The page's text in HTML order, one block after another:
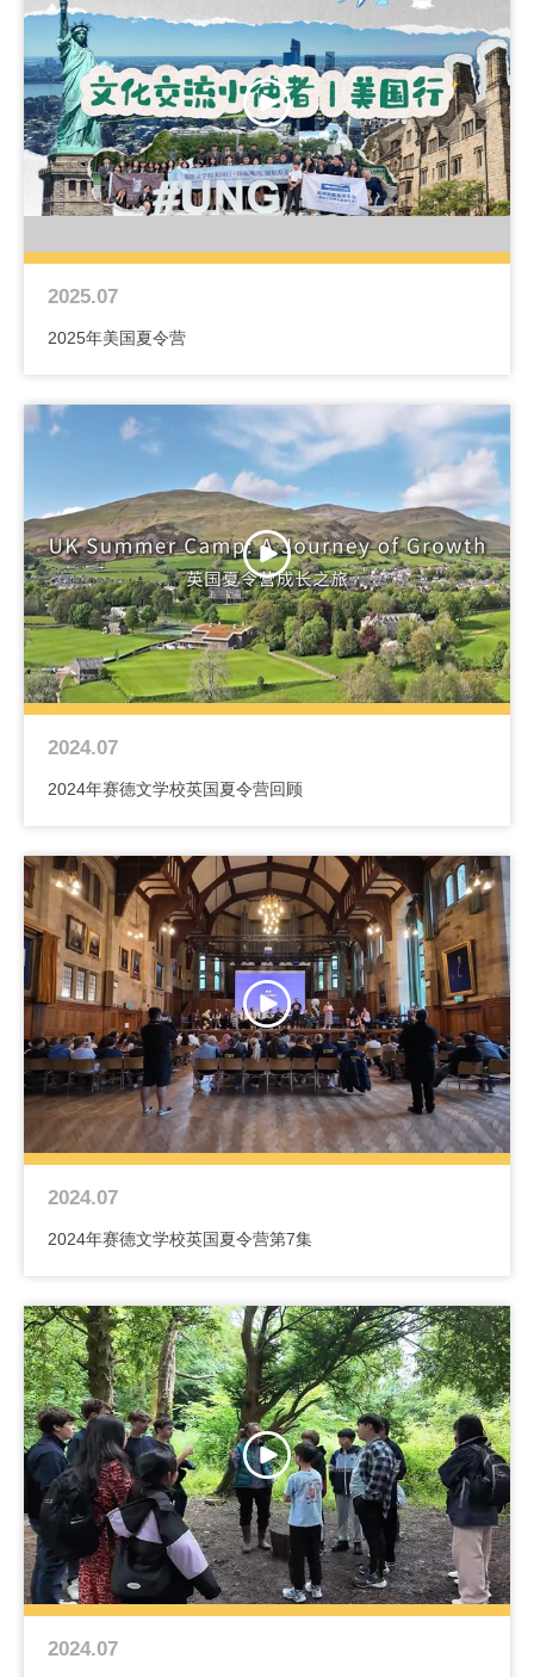
2025.07
2025年美国夏令营
2024.07
2024年赛德文学校英国夏令营回顾
2024.07
2024年赛德文学校英国夏令营第7集
2024.07